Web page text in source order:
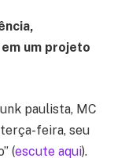
um projeto
paulista, MC
terça-feira, seu
(escute aqui).